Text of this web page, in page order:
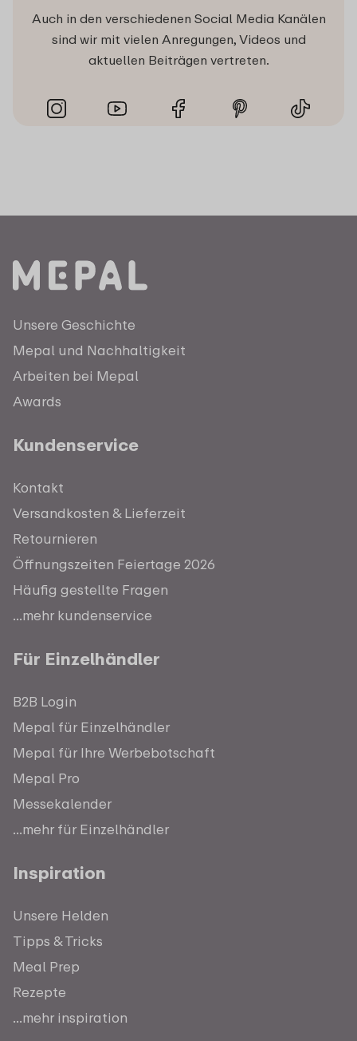
Auch in den verschiedenen Social Media Kanälen
sind wir mit vielen Anregungen, Videos und
aktuellen Beiträgen vertreten.
Unsere Geschichte
Mepal und Nachhaltigkeit
Arbeiten bei Mepal
Awards
Kundenservice
Kontakt
Versandkosten & Lieferzeit
Retournieren
Öffnungszeiten Feiertage 2026
Häufig gestellte Fragen
...mehr kundenservice
Für Einzelhändler
B2B Login
Mepal für Einzelhändler
Mepal für Ihre Werbebotschaft
Mepal Pro
Messekalender
...mehr für Einzelhändler
Inspiration
Unsere Helden
Tipps & Tricks
Meal Prep
Rezepte
...mehr inspiration